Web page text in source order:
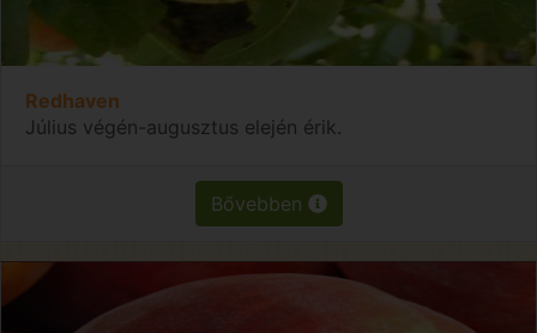
Redhaven
Július végén-augusztus elején érik.
Bővebben